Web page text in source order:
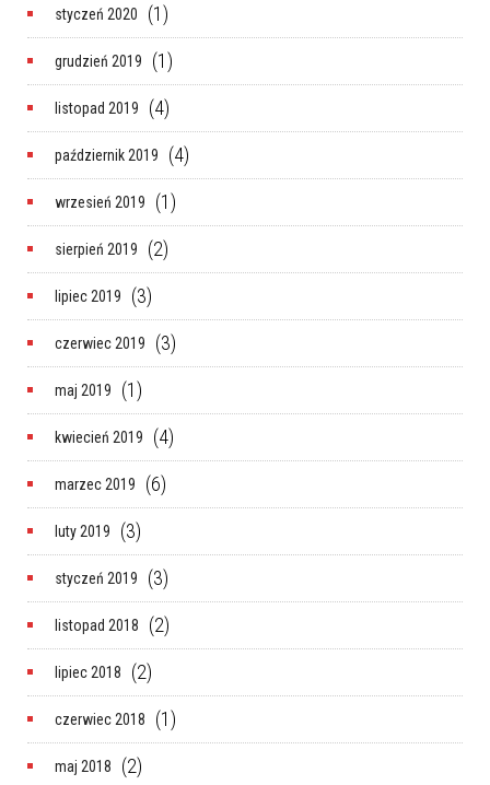
styczeń 2020 (1)
grudzień 2019 (1)
listopad 2019 (4)
październik 2019 (4)
wrzesień 2019 (1)
sierpień 2019 (2)
lipiec 2019 (3)
czerwiec 2019 (3)
maj 2019 (1)
kwiecień 2019 (4)
marzec 2019 (6)
luty 2019 (3)
styczeń 2019 (3)
listopad 2018 (2)
lipiec 2018 (2)
czerwiec 2018 (1)
maj 2018 (2)